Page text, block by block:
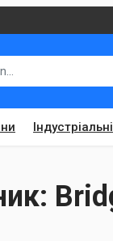
Індустріальні